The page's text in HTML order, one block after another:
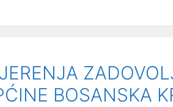
BOSANSKA